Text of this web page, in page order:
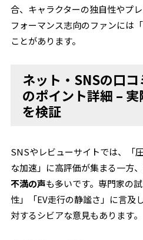
合、キャラクターの独自性やプ
フォーマンス志向のファンには
ことがあります。
ネット・SNSの口
のポイント詳細 –
を検証
SNSやレビューサイトでは、「
な加速」に高評価が集まる一方、
不満の声も多いです。専門家の
性」「EV走行の静謐さ」に言及
対するシビアな意見もあります。